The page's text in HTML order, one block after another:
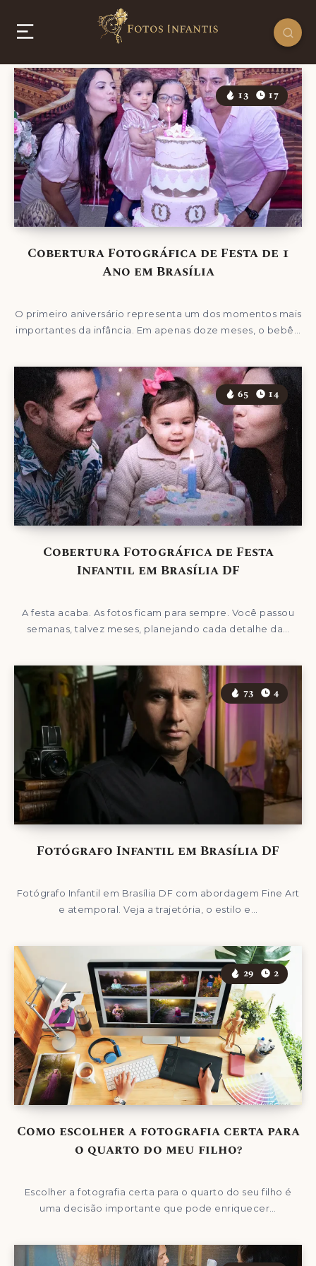
Cobertura Fotográfica de Festa de 1
Ano em Brasília
13 17
O primeiro aniversário representa um dos momentos mais
importantes da infância. Em apenas doze meses, o bebê…
Cobertura Fotográfica de Festa
Infantil em Brasília DF
65 14
A festa acaba. As fotos ficam para sempre. Você passou
semanas, talvez meses, planejando cada detalhe da…
Fotógrafo Infantil em Brasília DF
73 4
Fotógrafo Infantil em Brasília DF com abordagem Fine Art
e atemporal. Veja a trajetória, o estilo e…
Como escolher a fotografia certa para
o quarto do meu filho?
29 2
Escolher a fotografia certa para o quarto do seu filho é
uma decisão importante que pode enriquecer…